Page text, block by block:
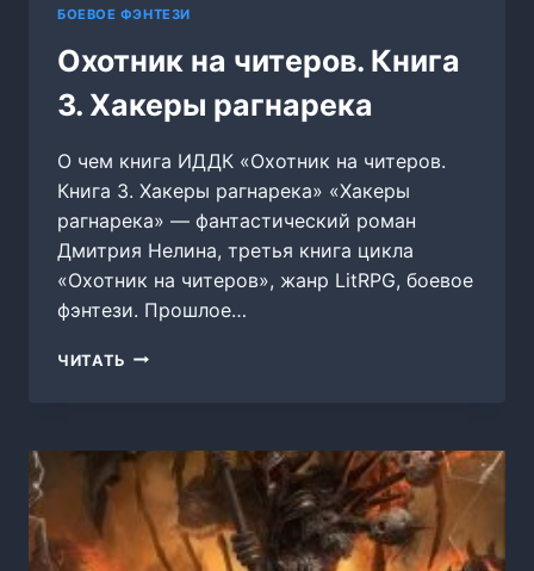
БОЕВОЕ ФЭНТЕЗИ
Охотник на читеров. Книга
3. Хакеры рагнарека
О чем книга ИДДК «Охотник на читеров.
Книга 3. Хакеры рагнарека» «Хакеры
рагнарека» — фантастический роман
Дмитрия Нелина, третья книга цикла
«Охотник на читеров», жанр LitRPG, боевое
фэнтези. Прошлое…
ЧИТАТЬ ОХОТНИК
3.
ХАКЕРЫ
РАГНАРЕКА